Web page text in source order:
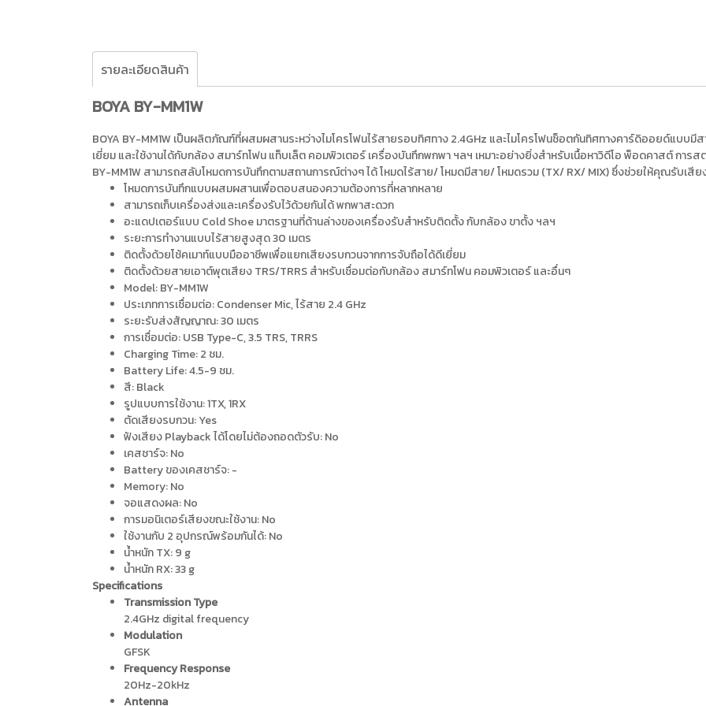
รายละเอียดสินค้า
BOYA BY-MM1W
BOYA BY-MM1W เป็นผลิตภัณฑ์ที่ผสมผสานระหว่างไมโครโฟนไร้สายรอบทิศทาง 2.4GHz และไมโครโฟนช็อตกันทิศทางคาร์ดิออยด์แบบ
เยี่ยม และใช้งานได้กับกล้อง สมาร์ทโฟน แท็บเล็ต คอมพิวเตอร์ เครื่องบันทึกพกพา ฯลฯ เหมาะอย่างยิ่งสำหรับเนื้อหาวิดีโอ พ็อดคาสต์ กา
BY-MM1W สามารถสลับโหมดการบันทึกตามสถานการณ์ต่างๆ ได้ โหมดไร้สาย/ โหมดมีสาย/ โหมดรวม (TX/ RX/ MIX) ซึ่งช่วยให้คุณรับ
โหมดการบันทึกแบบผสมผสานเพื่อตอบสนองความต้องการที่หลากหลาย
สามารถเก็บเครื่องส่งและเครื่องรับไว้ด้วยกันได้ พกพาสะดวก
อะแดปเตอร์แบบ Cold Shoe มาตรฐานที่ด้านล่างของเครื่องรับสำหรับติดตั้ง กับกล้อง ขาตั้ง ฯลฯ
ระยะการทำงานแบบไร้สายสูงสุด 30 เมตร
ติดตั้งด้วยโช้คเมาท์แบบมืออาชีพเพื่อแยกเสียงรบกวนจากการจับถือได้ดีเยี่ยม
ติดตั้งด้วยสายเอาต์พุตเสียง TRS/TRRS สำหรับเชื่อมต่อกับกล้อง สมาร์ทโฟน คอมพิวเตอร์ และอื่นๆ
Model: BY-MM1W
ประเภทการเชื่อมต่อ: Condenser Mic, ไร้สาย 2.4 GHz
ระยะรับส่งสัญญาณ: 30 เมตร
การเชื่อมต่อ: USB Type-C, 3.5 TRS, TRRS
Charging Time: 2 ชม.
Battery Life: 4.5-9 ชม.
สี: Black
รูปแบบการใช้งาน: 1TX, 1RX
ตัดเสียงรบกวน: Yes
ฟังเสียง Playback ได้โดยไม่ต้องถอดตัวรับ: No
เคสชาร์จ: No
Battery ของเคสชาร์จ: -
Memory: No
จอแสดงผล: No
การมอนิเตอร์เสียงขณะใช้งาน: No
ใช้งานกับ 2 อุปกรณ์พร้อมกันได้: No
น้ำหนัก TX: 9 g
น้ำหนัก RX: 33 g
Specifications
Transmission Type
2.4GHz digital frequency
Modulation
GFSK
Frequency Response
20Hz-20kHz
Antenna